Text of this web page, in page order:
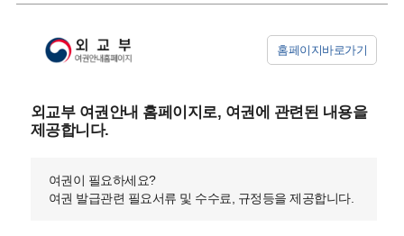
홈페이지바로가기
외교부 여권안내 홈페이지로, 여권에 관련된 내용을
제공합니다.
여권이 필요하세요?
여권 발급관련 필요서류 및 수수료, 규정등을 제공합니다.